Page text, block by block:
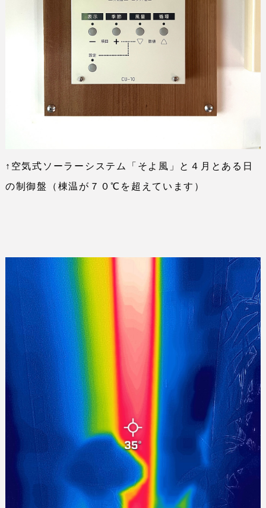
↑空気式ソーラーシステム「そよ風」と４月とある日
の制御盤（棟温が７０℃を超えています）